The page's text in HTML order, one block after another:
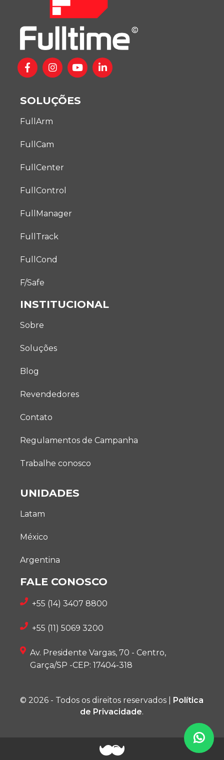
SOLUÇÕES
FullArm
FullCam
FullCenter
FullControl
FullManager
FullTrack
FullCond
F/Safe
INSTITUCIONAL
Sobre
Soluções
Blog
Revendedores
Contato
Regulamentos de Campanha
Trabalhe conosco
UNIDADES
Latam
México
Argentina
FALE CONOSCO
+55 (14) 3407 8800
+55 (11) 5069 3200
Av. Presidente Vargas, 70 - Centro,
Garça/SP -CEP: 17404-318
© 2026 - Todos os direitos reservados |
Política
de Privacidade.